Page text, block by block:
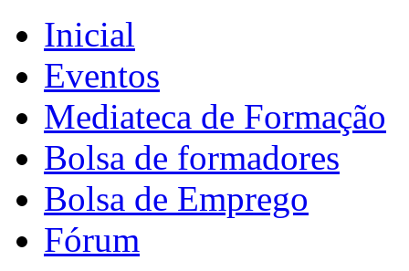
Inicial
Eventos
Mediateca de Formação
Bolsa de formadores
Bolsa de Emprego
Fórum